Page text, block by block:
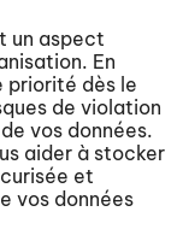
un aspect
En
priorité dès le
de violation
vos données.
aider à stocker
et
vos données